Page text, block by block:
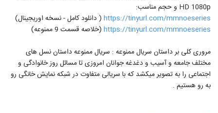
59
دانلود رایگان قسمت 10 ممنوعه| قسمت دهم
ممنوعه کامل | دانلود سریال ممنوعه قسمت
(10)۴۶۱ بازدید
60
دانلود رایگان قسمت 10 ممنوعه | قسمت دهم
ممنوعه کامل | دانلود سریال ممنوعه قسمت 10
۳۵۹ بازدید
HD 1080p و حجم مناسب:
https://tinyurl.com/mmnoeseries ( دانلود کامل - نسخه اوریجینال)
https://tinyurl.com/mmnoeseries (خلاصه قسمت 9 ممنوعه)
مروری کلی بر داستان سریال ممنوعه : سریال ممنوعه داستان نسل های
مختلف جامعه و آسیب و دغدغه جوانان امروزی تا مسائل روز خانوادگی و
اجتماعی را به تصویر میکشد که با سریالی متفاوت در شبکه نمایش خانگی رو
به رو هستیم .